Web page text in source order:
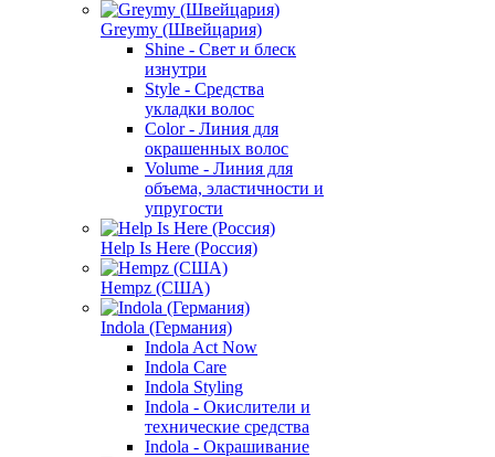
Greymy (Швейцария)
Shine - Свет и блеск
изнутри
Style - Средства
укладки волос
Color - Линия для
окрашенных волос
Volume - Линия для
объема, эластичности и
упругости
Help Is Here (Россия)
Hempz (США)
Indola (Германия)
Indola Act Now
Indola Care
Indola Styling
Indola - Окислители и
технические средства
Indola - Окрашивание